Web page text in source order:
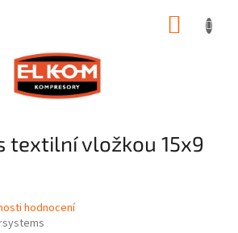
textilní vložkou 15x9
hodnocení